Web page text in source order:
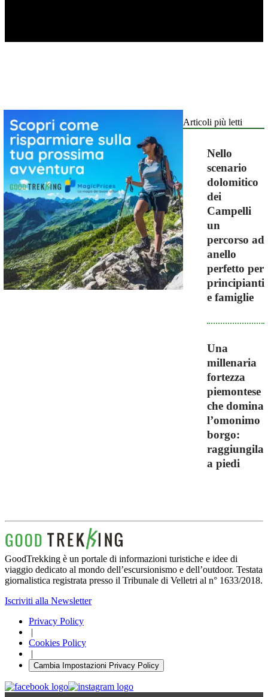
Articoli più letti
Nello
scenario
dolomitico
dei
Campelli
un
percorso ad
anello
perfetto per
principianti
e famiglie
Una
millenaria
fortezza
piemontese
che domina
l’omonimo
borgo:
raggiungila
a piedi
GoodTrekking è un portale di informazioni turistiche e idee di
viaggio dedicato al mondo dell’escursionismo e dell’outdoor. Testata
giornalistica registrata presso il Tribunale di Velletri al n° 1633/2018.
Iscriviti alla Newsletter
Privacy Policy
|
Cookies Policy
|
Cambia Impostazioni Privacy Policy